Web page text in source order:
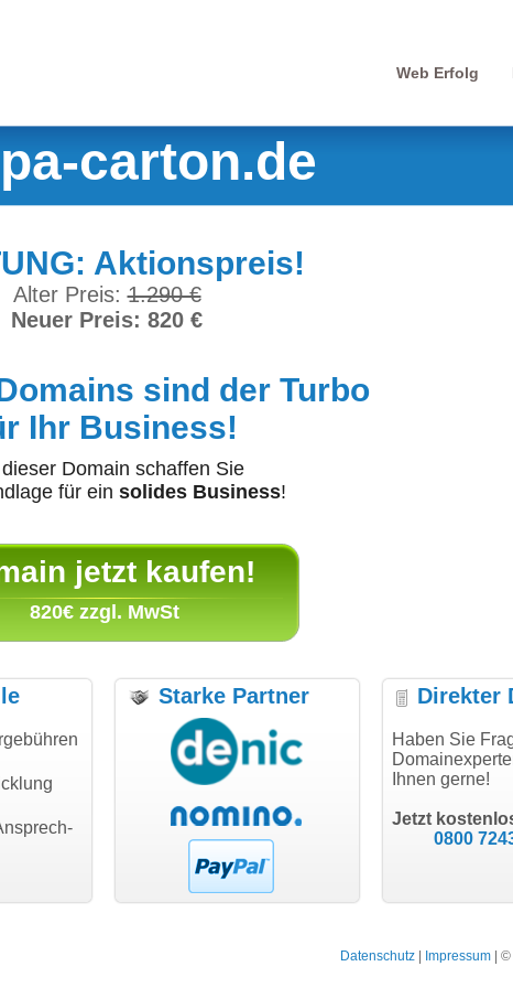
Web Erfolg
carton.de
Aktionspreis!
Alter Preis:1.290 €
Neuer Preis: 820 €
sind der Turbo
Ihr Business!
Domain schaffen Sie
für ein solides Business!
jetzt kaufen!
820€ zzgl. MwSt
Schäfer
GmbH
"Ich bin dankbar, meine
Wunschdomain gefunden zu
haben. Die Domain passt für
hundertprozentig."
Janina Köck
Leben im Einklang
leben-im-einklang.de
"Super Abwicklung,
modern
Landau an
Starke Partner Direkter
Haben Sie
Ihnen gerne!
Jetzt
0800
Datenschutz Impressum |